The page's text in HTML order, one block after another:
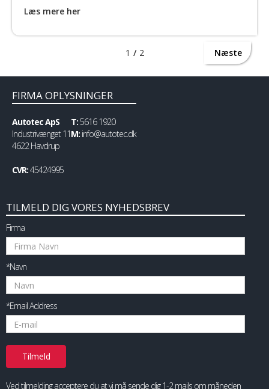
Læs mere her
1 / 2 Næste
FIRMA OPLYSNINGER
Autotec ApS
Industrivænget 11
4622 Havdrup
CVR:45424995
T:5616 1920
M: info@autotec.dk
TILMELD DIG VORES NYHEDSBREV
Firma
*Navn
*Email Address
Ved tilmelding acceptere du at vi må sende dig 1-2 mails om måneden